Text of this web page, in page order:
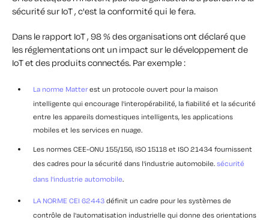
sécurité sur IoT , c'est la conformité qui le fera.
Dans le rapport IoT , 98 % des organisations ont déclaré que
les réglementations ont un impact sur le développement de
IoT et des produits connectés. Par exemple :
La norme Matter est un protocole ouvert pour la maison
intelligente qui encourage l'interopérabilité, la fiabilité et la sécurité
entre les appareils domestiques intelligents, les applications
mobiles et les services en nuage.
Les normes CEE-ONU 155/156, ISO 15118 et ISO 21434 fournissent
des cadres pour la sécurité dans l'industrie automobile. sécurité
dans l'industrie automobile.
LA NORME CEI 62443 définit un cadre pour les systèmes de
contrôle de l'automatisation industrielle qui donne des orientations